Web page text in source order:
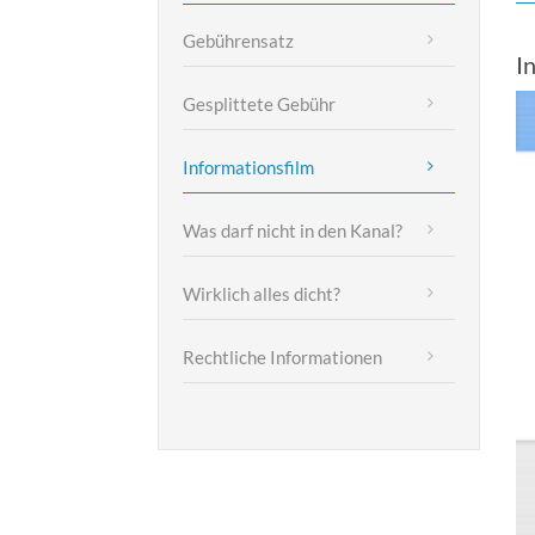
Gebührensatz
Gesplittete Gebühr
Informationsfilm
Was darf nicht in den Kanal?
Wirklich alles dicht?
Rechtliche Informationen